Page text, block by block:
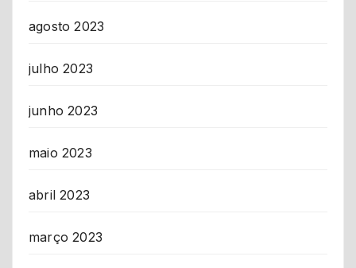
agosto 2023
julho 2023
junho 2023
maio 2023
abril 2023
março 2023